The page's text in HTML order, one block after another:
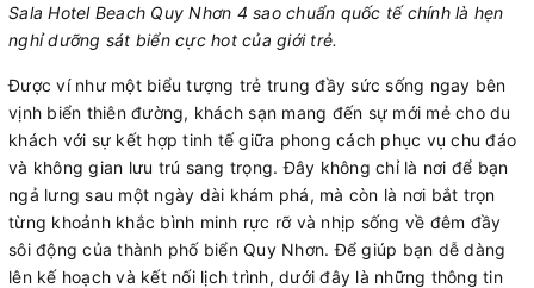
Sala Hotel Beach Quy Nhơn 4 sao chuẩn quốc tế chính là hẹn
nghỉ dưỡng sát biển cực hot của giới trẻ.
Được ví như một biểu tượng trẻ trung đầy sức sống ngay bên
vịnh biển thiên đường, khách sạn mang đến sự mới mẻ cho du
khách với sự kết hợp tinh tế giữa phong cách phục vụ chu đáo
và không gian lưu trú sang trọng. Đây không chỉ là nơi để bạn
ngả lưng sau một ngày dài khám phá, mà còn là nơi bắt trọn
từng khoảnh khắc bình minh rực rỡ và nhịp sống về đêm đầy
sôi động của thành phố biển Quy Nhơn. Để giúp bạn dễ dàng
lên kế hoạch và kết nối lịch trình, dưới đây là những thông tin